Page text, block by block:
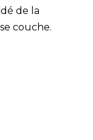
de la
couche.